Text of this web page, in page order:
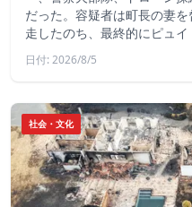
だった。容疑者は町長の妻
走したのち、最終的にピュイ
日付: 2026/8/5
社会・文化